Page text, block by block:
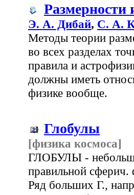
Размерности
Э. А. Дибай, С. А.
Методы теории
во всех разделах
правила и
должны иметь
физике вообще.
Глобулы
[физика космоса]
ГЛОБУЛЫ -
правильной
Ряд больших Г.,